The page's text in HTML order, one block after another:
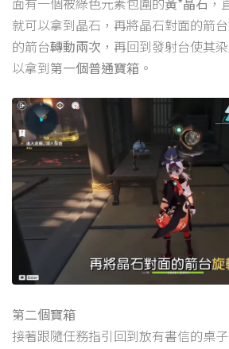
就可以拿到晶石，再將晶石對面的箭台
的箭台轉動兩次 ，再回到發射台使其
以拿到第一個普通寶箱 。
第二個寶箱
接著跟隨任務指引回到放有書信的桌